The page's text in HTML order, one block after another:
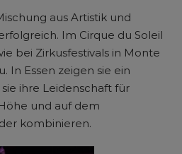
aus Artistik und
Im Cirque du Soleil
bei Zirkusfestivals in Monte
In Essen zeigen sie ein
ihre Leidenschaft für
und auf dem
kombinieren.